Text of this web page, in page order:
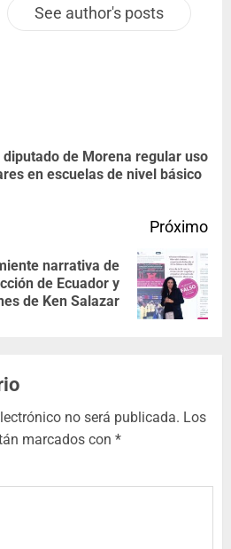
See author's posts
diputado de Morena regular uso
en escuelas de nivel básico
Próximo
narrativa de
de Ecuador y
de Ken Salazar
no será publicada. Los
marcados con *